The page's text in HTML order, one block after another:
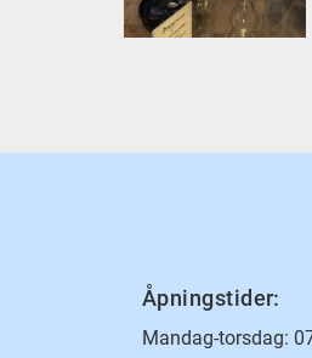
Åpningstider:
Mandag-torsdag: